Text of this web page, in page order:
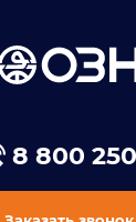
8 800 250